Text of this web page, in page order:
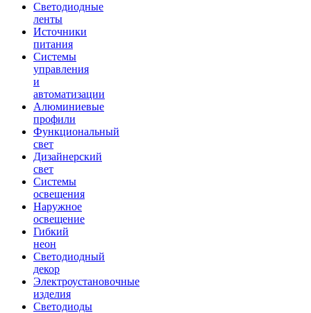
Светодиодные
ленты
Источники
питания
Системы
управления
и
автоматизации
Алюминиевые
профили
Функциональный
свет
Дизайнерский
свет
Системы
освещения
Наружное
освещение
Гибкий
неон
Светодиодный
декор
Электроустановочные
изделия
Светодиоды